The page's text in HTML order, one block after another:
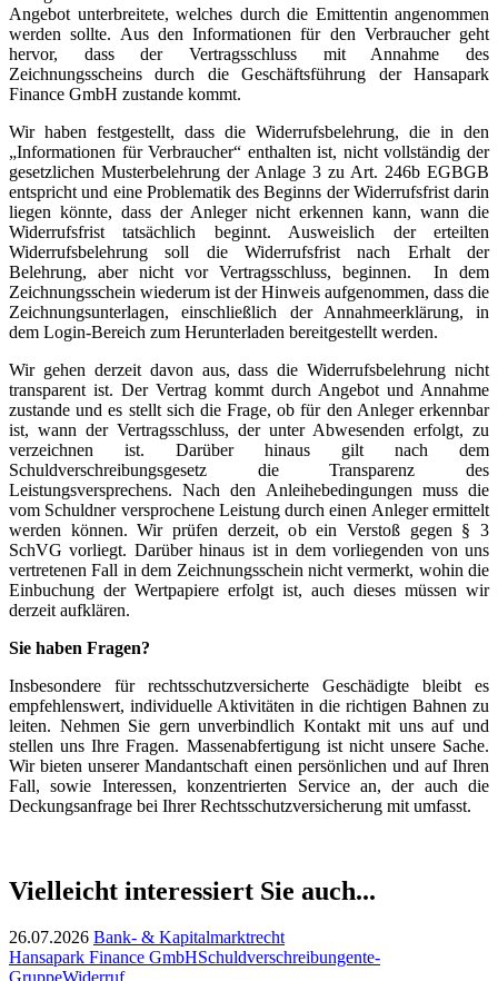
Angebot unterbreitete, welches durch die Emittentin angenommen
werden sollte. Aus den Informationen für den Verbraucher geht
hervor, dass der Vertragsschluss mit Annahme des
Zeichnungsscheins durch die Geschäftsführung der Hansapark
Finance GmbH zustande kommt.
Wir haben festgestellt, dass die Widerrufsbelehrung, die in den
„Informationen für Verbraucher“ enthalten ist, nicht vollständig der
gesetzlichen Musterbelehrung der Anlage 3 zu Art. 246b EGBGB
entspricht und eine Problematik des Beginns der Widerrufsfrist darin
liegen könnte, dass der Anleger nicht erkennen kann, wann die
Widerrufsfrist tatsächlich beginnt. Ausweislich der erteilten
Widerrufsbelehrung soll die Widerrufsfrist nach Erhalt der
Belehrung, aber nicht vor Vertragsschluss, beginnen. In dem
Zeichnungsschein wiederum ist der Hinweis aufgenommen, dass die
Zeichnungsunterlagen, einschließlich der Annahmeerklärung, in
dem Login-Bereich zum Herunterladen bereitgestellt werden.
Wir gehen derzeit davon aus, dass die Widerrufsbelehrung nicht
transparent ist. Der Vertrag kommt durch Angebot und Annahme
zustande und es stellt sich die Frage, ob für den Anleger erkennbar
ist, wann der Vertragsschluss, der unter Abwesenden erfolgt, zu
verzeichnen ist. Darüber hinaus gilt nach dem
Schuldverschreibungsgesetz die Transparenz des
Leistungsversprechens. Nach den Anleihebedingungen muss die
vom Schuldner versprochene Leistung durch einen Anleger ermittelt
werden können. Wir prüfen derzeit, ob ein Verstoß gegen § 3
SchVG vorliegt. Darüber hinaus ist in dem vorliegenden von uns
vertretenen Fall in dem Zeichnungsschein nicht vermerkt, wohin die
Einbuchung der Wertpapiere erfolgt ist, auch dieses müssen wir
derzeit aufklären.
Sie haben Fragen?
Insbesondere für rechtsschutzversicherte Geschädigte bleibt es
empfehlenswert, individuelle Aktivitäten in die richtigen Bahnen zu
leiten. Nehmen Sie gern unverbindlich Kontakt mit uns auf und
stellen uns Ihre Fragen. Massenabfertigung ist nicht unsere Sache.
Wir bieten unserer Mandantschaft einen persönlichen und auf Ihren
Fall, sowie Interessen, konzentrierten Service an, der auch die
Deckungsanfrage bei Ihrer Rechtsschutzversicherung mit umfasst.
Vielleicht interessiert Sie auch...
26.07.2026 Bank- & Kapitalmarktrecht
Hansapark Finance GmbHSchuldverschreibungente-